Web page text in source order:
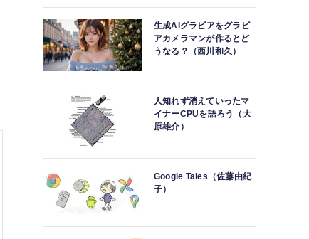
生成AIグラビアをグラビ
アカメラマンが作るとど
うなる？（西川和久）
人知れず消えていったマ
イナーCPUを語ろう（大
原雄介）
Google Tales（佐藤由紀
子）